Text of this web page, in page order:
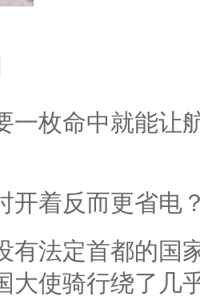
一枚命中就能让
开着反而更省电
有法定首都的国
大使骑行绕了几